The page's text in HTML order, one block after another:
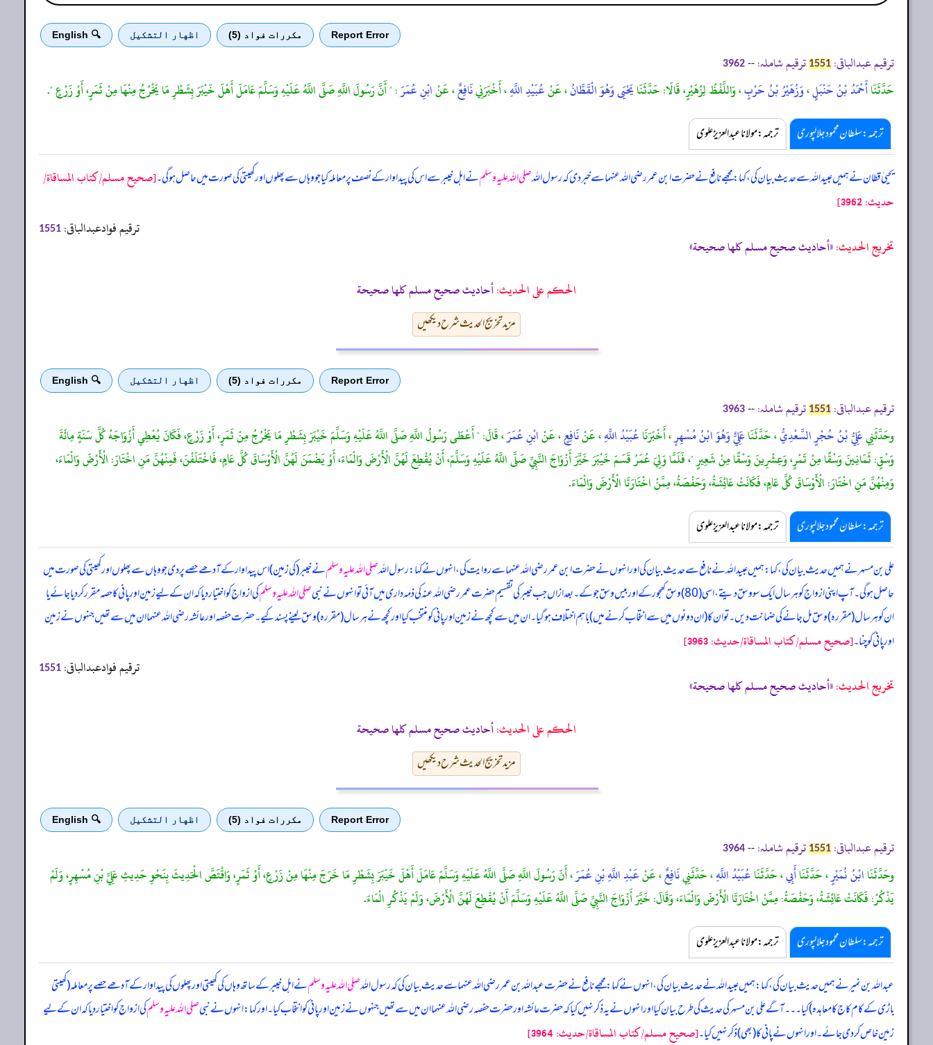
Report Error مكررات فواد (5) اظهار التشكيل 🔍 English
ترقیم عبدالباقی: 1551 ترقیم شاملہ: --
3962
حَدَّثَنَاأَحْمَدُ بْنُ حَنْبَلٍ،وَزُهَيْرُ بْنُ حَرْبٍ، وَاللَّفْظُ لِزُهَيْرٍ، قَالَا: حَدَّثَنَايَحْيَى وَهُوَ الْقَطَّانُ، عَنْعُبَيْدِ اللَّهِ، أَخْبَرَنِينَافِعٌ، عَنْابْنِ عُمَرَ: " أَنَّ رَسُولَ اللَّهِ صَلَّى اللَّهُ عَلَيْهِ وَسَلَّمَ عَامَلَ أَهْلَ خَيْبَرَ بِشَطْرِ مَا يَخْرُجُ مِنْهَا مِنْ ثَمَرٍ، أَوْ زَرْعٍ ".
ترجمہ:سلطان محمود جلالپوری ترجمہ:مولانا عبدالعزیز علوی
یحییٰ قطان نے ہمیں عبیداللہ سے حدیث بیان کی، کہا: مجھے نافع نے حضرت ابن عمر رضی اللہ عنہما سے خبر دی کہ رسول اللہصلی اللہ علیہ وسلمنے اہل خیبر سے اس کی پیداوار کے نصف پر معاملہ کیا جو وہاں سے پھلوں اور کھیتی کی صورت میں حاصل ہو گی۔[صحيح مسلم/كتاب المساقاة/
حدیث: 3962]
ترقیم فوادعبدالباقی: 1551
تخریج الحدیث:«أحاديث صحيح مسلم كلها صحيحة»
الحكم على الحديث:أحاديث صحيح مسلم كلها صحيحة
مزید تخریج الحدیث شرح دیکھیں
Report Error مكررات فواد (5) اظهار التشكيل 🔍 English
ترقیم عبدالباقی: 1551 ترقیم شاملہ: --
3963
وحَدَّثَنِيعَلِيُّ بْنُ حُجْرٍ السَّعْدِيُّ، حَدَّثَنَاعَلِيٌّ وَهُوَ ابْنُ مُسْهِرٍ، أَخْبَرَنَاعُبَيْدُ اللَّهِ، عَنْنَافِعٍ، عَنْابْنِ عُمَرَ، قَالَ: " أَعْطَى رَسُولُ اللَّهِ صَلَّى اللَّهُ عَلَيْهِ وَسَلَّمَ خَيْبَرَ بِشَطْرِ مَا يَخْرُجُ مِنْ ثَمَرٍ، أَوْ زَرْعٍ، فَكَانَ يُعْطِي أَزْوَاجَهُ كُلَّ سَنَةٍ مِائَةَ
وَسْقٍ: ثَمَانِينَ وَسْقًا مِنْ تَمْرٍ، وَعِشْرِينَ وَسْقًا مِنْ شَعِيرٍ "، فَلَمَّا وَلِيَ عُمَرُ قَسَمَ خَيْبَرَ خَيَّرَ أَزْوَاجَ النَّبِيِّ صَلَّى اللَّهُ عَلَيْهِ وَسَلَّمَ، أَنْ يُقْطِعَ لَهُنَّ الْأَرْضَ وَالْمَاءَ، أَوْ يَضْمَنَ لَهُنَّ الْأَوْسَاقَ كُلَّ عَامٍ، فَاخْتَلَفْنَ، فَمِنْهُنَّ مَنِ اخْتَارَ: الْأَرْضَ وَالْمَاءَ،
وَمِنْهُنَّ مَنِ اخْتَارَ: الْأَوْسَاقَ كُلَّ عَامٍ، فَكَانَتْ عَائِشَةُ، وَحَفْصَةُ، مِمَّنْ اخْتَارَتَا الْأَرْضَ وَالْمَاءَ.
ترجمہ:سلطان محمود جلالپوری ترجمہ:مولانا عبدالعزیز علوی
علی بن مسہر نے ہمیں حدیث بیان کی، کہا: ہمیں عبیداللہ نے نافع سے حدیث بیان کی اور انہوں نے حضرت ابن عمر رضی اللہ عنہما سے روایت کی، انہوں نے کہا: رسول اللہصلی اللہ علیہ وسلمنے خیبر (کی زمین) اس پیداوار کے آدھے حصے پر دی جو وہاں سے پھلوں اور کھیتی کی صورت میں
حاصل ہو گی۔ آپ اپنی ازواج کو ہر سال ایک سو وسق دیتے، اسی (80) وسق کھجور کے اور بیس وسق جو کے۔ بعد ازاں جب خیبر کی تقسیم حضرت عمر رضی اللہ عنہ کی ذمہ داری میں آئی تو انہوں نے نبی
صلی اللہ علیہ وسلمکی ازواج کو اختیار دیا کہ ان کے لیے زمین اور پانی کا حصہ مقرر کر دیا جائے یا
ان کو ہر سال (مقررہ) وسق مل جانے کی ضمانت دیں۔ تو ان کا (ان دونوں میں سے انتخاب کرنے میں) باہم اختلاف ہو گیا۔ ان میں سے کچھ نے زمین اور پانی کو منتخب کیا اور کچھ نے ہر سال (مقررہ) وسق لینے پسند کیے۔ حضرت حفصہ اور عائشہ رضی اللہ عنہما ان میں سے تھیں جنہوں نے زمین
اور پانی کو چنا۔[صحيح مسلم/كتاب المساقاة/حدیث: 3963]
ترقیم فوادعبدالباقی: 1551
تخریج الحدیث:«أحاديث صحيح مسلم كلها صحيحة»
الحكم على الحديث:أحاديث صحيح مسلم كلها صحيحة
مزید تخریج الحدیث شرح دیکھیں
Report Error مكررات فواد (5) اظهار التشكيل 🔍 English
ترقیم عبدالباقی: 1551 ترقیم شاملہ: --
3964
وحَدَّثَنَاابْنُ نُمَيْرٍ، حَدَّثَنَاأَبِي، حَدَّثَنَاعُبَيْدُ اللَّهِ، حَدَّثَنِينَافِعٌ، عَنْعَبْدِ اللَّهِ بْنِ عُمَرَ، أَنّ رَسُولَ اللَّهِ صَلَّى اللَّهُ عَلَيْهِ وَسَلَّمَ عَامَلَ أَهْلَ خَيْبَرَ بِشَطْرِ مَا خَرَجَ مِنْهَا مِنْ زَرْعٍ، أَوْ ثَمَرٍ، وَاقْتَصَّ الْحَدِيثَ بِنَحْوِ حَدِيثِ عَلِيِّ بْنِ مُسْهِرٍ، وَلَمْ
يَذْكُرْ: فَكَانَتْ عَائِشَةُ، وَحَفْصَةُ: مِمَّنْ اخْتَارَتَا الْأَرْضَ وَالْمَاءَ، وَقَالَ: خَيَّرَ أَزْوَاجَ النَّبِيِّ صَلَّى اللَّهُ عَلَيْهِ وَسَلَّمَ أَنْ يُقْطِعَ لَهُنَّ الْأَرْضَ، وَلَمْ يَذْكُرِ الْمَاءَ.
ترجمہ:سلطان محمود جلالپوری ترجمہ:مولانا عبدالعزیز علوی
عبداللہ بن نمیر نے ہمیں حدیث بیان کی، کہا: ہمیں عبیداللہ نے حدیث بیان کی، انہوں نے کہا: مجھے نافع نے حضرت عبداللہ بن عمر رضی اللہ عنہما سے حدیث بیان کی کہ رسول اللہصلی اللہ علیہ وسلمنے اہل خیبر کے ساتھ وہاں کی کھیتی اور پھلوں کی پیداوار کے آدھے حصے پر معاملہ (کھیتی
باڑی کے کام کاج کا معاہدہ) کیا۔۔۔ آگے علی بن مسہر کی حدیث کی طرح بیان کیا اور انہوں نے یہ ذکر نہیں کیا کہ حضرت عائشہ اور حضرت حفصہ رضی اللہ عنہما ان میں سے تھیں جنہوں نے زمین اور پانی کو انتخاب کیا۔ اور کہا: انہوں نے نبیصلی اللہ علیہ وسلمکی ازواج کو اختیار دیا کہ ان کے لیے
زمین خاص کر دی جائے۔ اور انہوں نے پانی کا (بھی) ذکر نہیں کیا۔[صحيح مسلم/كتاب المساقاة/حدیث: 3964]